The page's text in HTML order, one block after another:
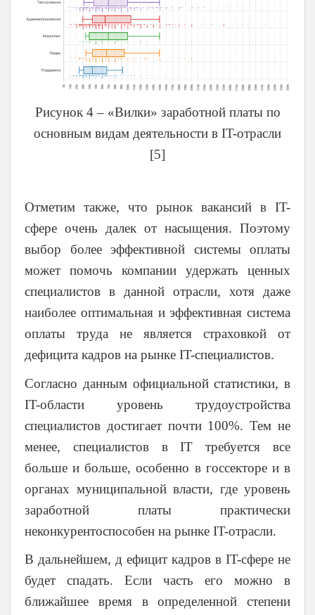
Рисунок 4 – «Вилки» заработной платы по
основным видам деятельности в IT-отрасли
[5]
Отметим также, что рынок вакансий в IT-
сфере очень далек от насыщения. Поэтому
выбор более эффективной системы оплаты
может помочь компании удержать ценных
специалистов в данной отрасли, хотя даже
наиболее оптимальная и эффективная система
оплаты труда не является страховкой от
дефицита кадров на рынке IT-специалистов.
Согласно данным официальной статистики, в
IT-области уровень трудоустройства
специалистов достигает почти 100%. Тем не
менее, специалистов вIT требуется все
больше и больше, особенно в госсекторе и в
органах муниципальной власти, где уровень
заработной платы практически
неконкурентоспособен на рынке IT-отрасли.
В дальнейшем, д ефицит кадров в IT-сфере не
будет спадать. Если часть его можно в
ближайшее время в определенной степени